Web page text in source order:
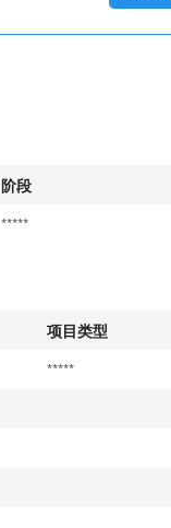
阶段
*****
项目类型
*****